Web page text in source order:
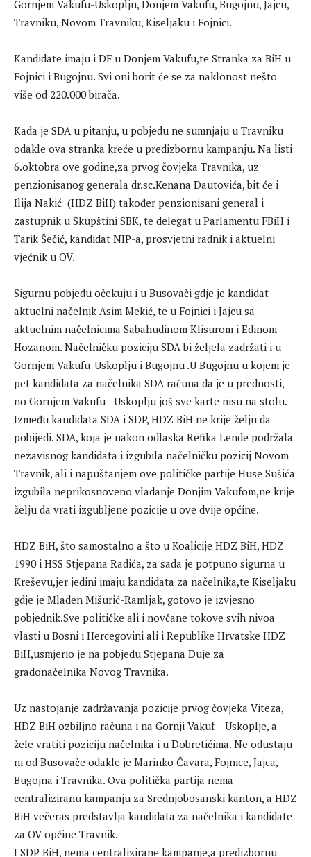
Gornjem Vakufu-Uskoplju, Donjem Vakufu, Bugojnu, Jajcu,
Travniku, Novom Travniku, Kiseljaku i Fojnici.
Kandidate imaju i DF u Donjem Vakufu,te Stranka za BiH u
Fojnici i Bugojnu. Svi oni borit će se za naklonost nešto
više od 220.000 birača.
Kada je SDA u pitanju, u pobjedu ne sumnjaju u Travniku
odakle ova stranka kreće u predizbornu kampanju. Na listi
6.oktobra ove godine,za prvog čovjeka Travnika, uz
penzionisanog generala dr.sc.Kenana Dautovića, bit će i
Ilija Nakić (HDZ BiH) također penzionisani general i
zastupnik u Skupštini SBK, te delegat u Parlamentu FBiH i
Tarik Šečić, kandidat NIP-a, prosvjetni radnik i aktuelni
vjećnik u OV.
Sigurnu pobjedu očekuju i u Busovači gdje je kandidat
aktuelni načelnik Asim Mekić, te u Fojnici i Jajcu sa
aktuelnim načelnicima Sabahudinom Klisurom i Edinom
Hozanom. Načelničku poziciju SDA bi željela zadržati i u
Gornjem Vakufu-Uskoplju i Bugojnu .U Bugojnu u kojem je
pet kandidata za načelnika SDA računa da je u prednosti,
no Gornjem Vakufu –Uskoplju još sve karte nisu na stolu.
Između kandidata SDA i SDP, HDZ BiH ne krije želju da
pobijedi. SDA, koja je nakon odlaska Refika Lende podržala
nezavisnog kandidata i izgubila načelničku pozicij Novom
Travnik, ali i napuštanjem ove političke partije Huse Sušića
izgubila neprikosnoveno vladanje Donjim Vakufom,ne krije
želju da vrati izgubljene pozicije u ove dvije općine.
HDZ BiH, što samostalno a što u Koalicije HDZ BiH, HDZ
1990 i HSS Stjepana Radića, za sada je potpuno sigurna u
Kreševu,jer jedini imaju kandidata za načelnika,te Kiseljaku
gdje je Mladen Mišurić-Ramljak, gotovo je izvjesno
pobjednik.Sve političke ali i novčane tokove svih nivoa
vlasti u Bosni i Hercegovini ali i Republike Hrvatske HDZ
BiH,usmjerio je na pobjedu Stjepana Duje za
gradonačelnika Novog Travnika.
Uz nastojanje zadržavanja pozicije prvog čovjeka Viteza,
HDZ BiH ozbiljno računa i na Gornji Vakuf – Uskoplje, a
žele vratiti poziciju načelnika i u Dobretićima. Ne odustaju
ni od Busovače odakle je Marinko Čavara, Fojnice, Jajca,
Bugojna i Travnika. Ova politička partija nema
centraliziranu kampanju za Srednjobosanski kanton, a HDZ
BiH večeras predstavlja kandidata za načelnika i kandidate
za OV općine Travnik.
I SDP BiH, nema centralizirane kampanje,a predizbornu